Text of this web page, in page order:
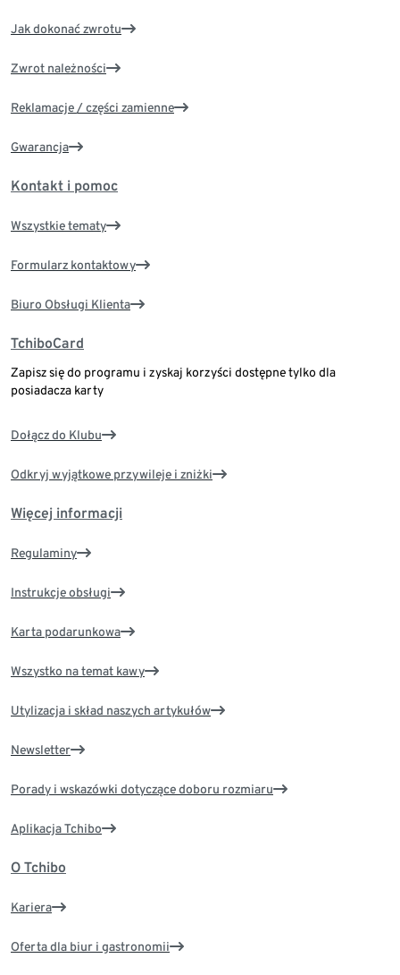
Jak dokonać zwrotu
Zwrot należności
Reklamacje / części zamienne
Gwarancja
Kontakt i pomoc
Wszystkie tematy
Formularz kontaktowy
Biuro Obsługi Klienta
TchiboCard
Zapisz się do programu i zyskaj korzyści dostępne tylko dla
posiadacza karty
Dołącz do Klubu
Odkryj wyjątkowe przywileje i zniżki
Więcej informacji
Regulaminy
Instrukcje obsługi
Karta podarunkowa
Wszystko na temat kawy
Utylizacja i skład naszych artykułów
Newsletter
Porady i wskazówki dotyczące doboru rozmiaru
Aplikacja Tchibo
O Tchibo
Kariera
Oferta dla biur i gastronomii